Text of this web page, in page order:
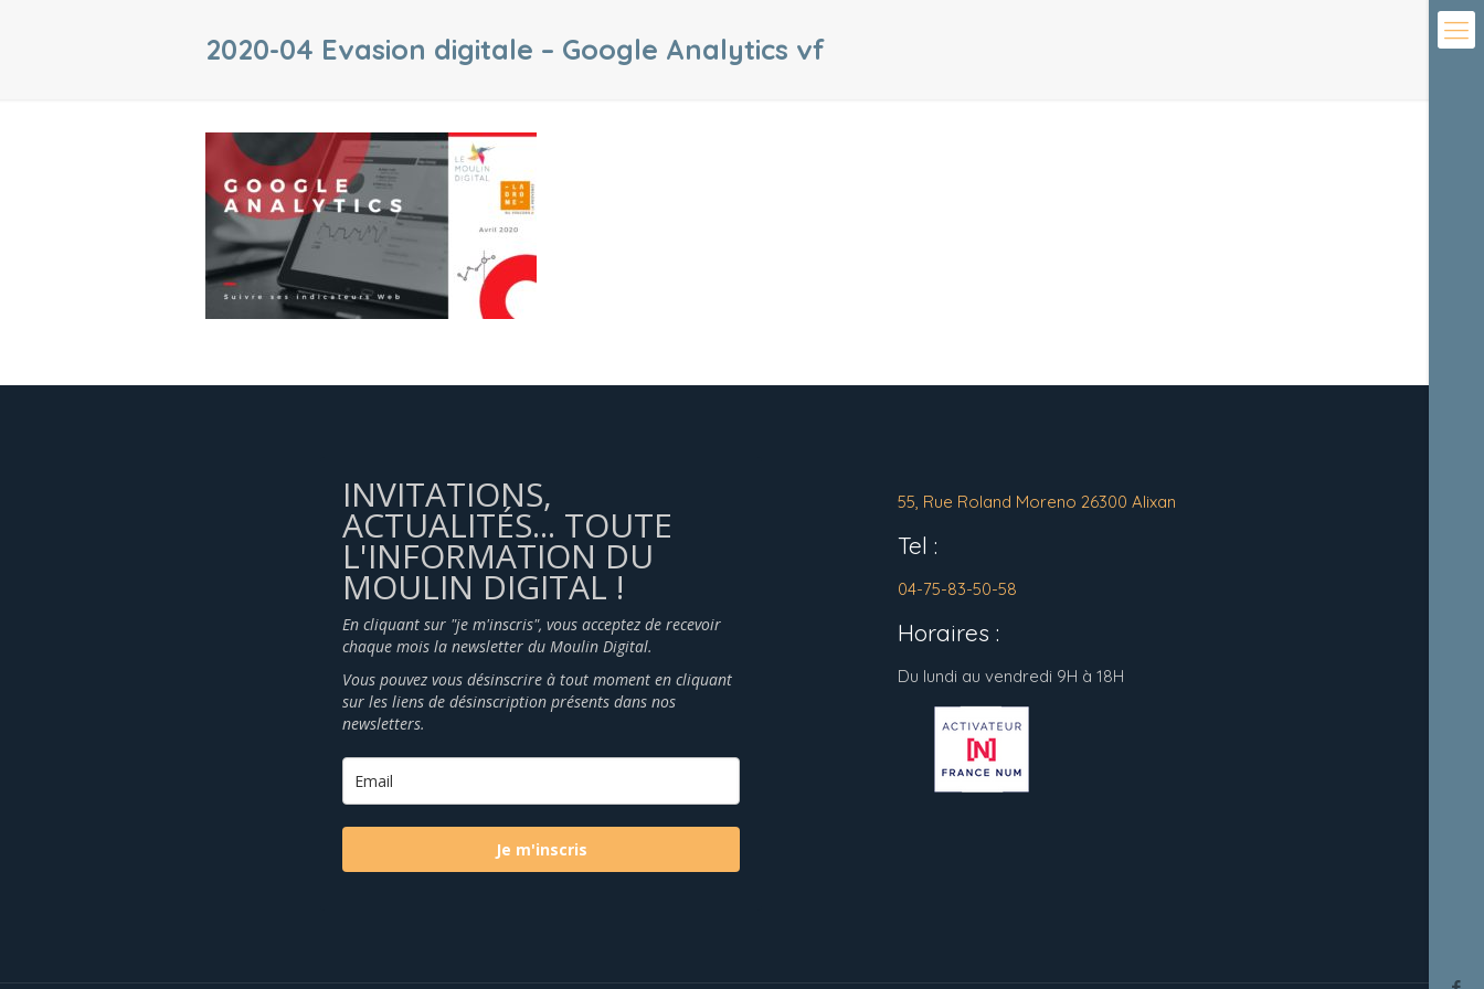
2020-04 Evasion digitale – Google Analytics vf
INVITATIONS,
ACTUALITÉS... TOUTE
L'INFORMATION DU
MOULIN DIGITAL !
En cliquant sur "je m'inscris", vous acceptez de recevoir
chaque mois la newsletter du Moulin Digital.
Vous pouvez vous désinscrire à tout moment en cliquant
sur les liens de désinscription présents dans nos
newsletters.
Je m'inscris
55, Rue Roland Moreno 26300 Alixan
Tel :
04-75-83-50-58
Horaires :
Du lundi au vendredi 9H à 18H